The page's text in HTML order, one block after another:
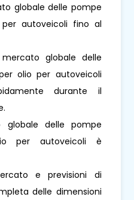
globale delle pompe
autoveicoli fino al
globale delle
olio per autoveicoli
durante il
globale delle pompe
per autoveicoli è
e previsioni di
delle dimensioni